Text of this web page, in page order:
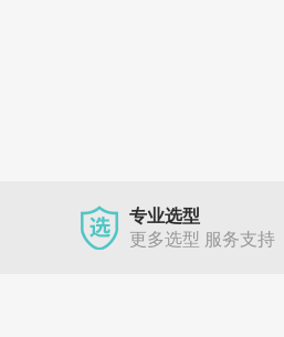
专业选型
更多选型 服务支持